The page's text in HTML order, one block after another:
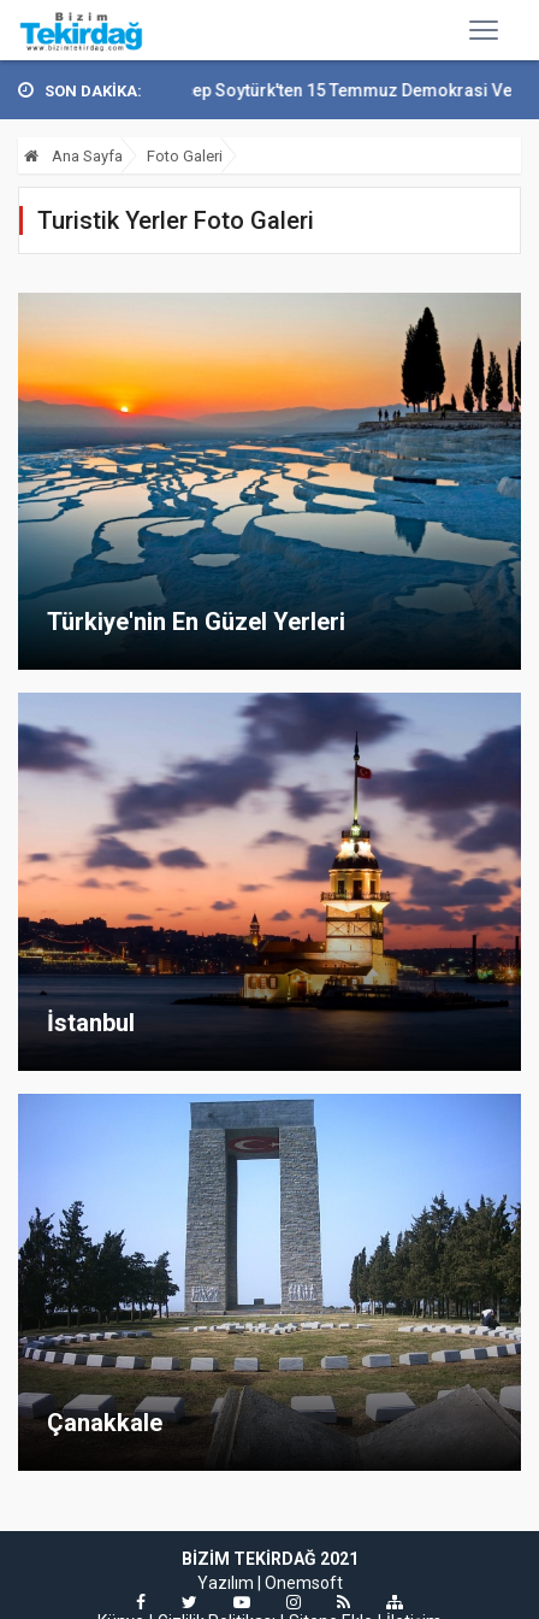
SON DAKİKA:Vali Recep Soytürk'ten 15 Temmuz Demokrasi Ve...
Ana Sayfa Foto Galeri
Turistik Yerler Foto Galeri
Türkiye'nin En Güzel Yerleri
İstanbul
Çanakkale
BIZIM TEKIRDAĞ 2021
Yazılım | Onemsoft